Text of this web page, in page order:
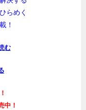
らめく
！
む
中！